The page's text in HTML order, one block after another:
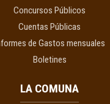
Concursos Públicos
Cuentas Públicas
de Gastos mensuales
Boletines
LA COMUNA